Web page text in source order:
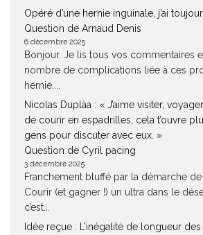
Opéré d’une hernie inguinale, j’ai
Question de Arnaud Denis
6 décembre 2025
Bonjour. Je lis tous vos commentaires
nombre de complications liée à ces
hernie....
Nicolas Duplàa : « J’aime visiter,
de courir en espadrilles, cela t’ouvre
gens pour discuter avec eux. »
Question de Cyril pacing
3 décembre 2025
Franchement bluffé par la démarche de
Courir (et gagner !) un ultra dans le
c’est...
Idée reçue : L’inégalité de longueur